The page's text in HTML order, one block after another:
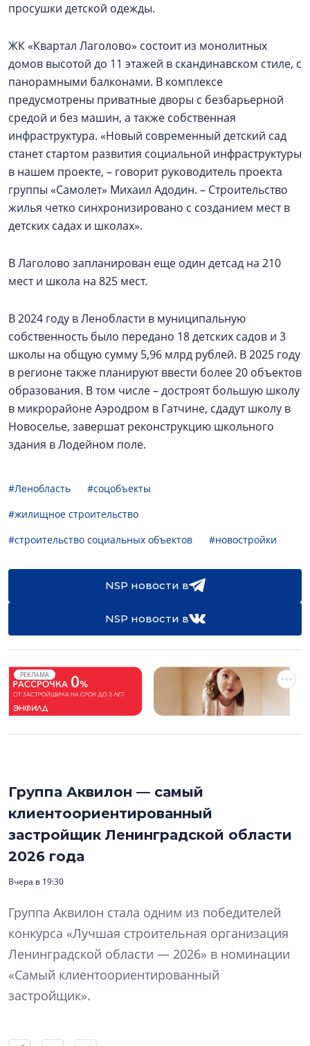
просушки детской одежды.
ЖК «Квартал Лаголово» состоит из монолитных
домов высотой до 11 этажей в скандинавском стиле, с
панорамными балконами. В комплексе
предусмотрены приватные дворы с безбарьерной
средой и без машин, а также собственная
инфраструктура. «Новый современный детский сад
станет стартом развития социальной инфраструктуры
в нашем проекте, – говорит руководитель проекта
группы «Самолет» Михаил Адодин. – Строительство
жилья четко синхронизировано с созданием мест в
детских садах и школах».
В Лаголово запланирован еще один детсад на 210
мест и школа на 825 мест.
В 2024 году в Ленобласти в муниципальную
собственность было передано 18 детских садов и 3
школы на общую сумму 5,96 млрд рублей. В 2025 году
в регионе также планируют ввести более 20 объектов
образования. В том числе – достроят большую школу
в микрорайоне Аэродром в Гатчине, сдадут школу в
Новоселье, завершат реконструкцию школьного
здания в Лодейном поле.
#Ленобласть
#соцобъекты
#жилищное строительство
#строительство социальных объектов
#новостройки
NSP новости в
NSP новости в
РЕКЛАМА
Группа Аквилон — самый
клиентоориентированный
застройщик Ленинградской области
2026 года
Вчера в 19:30
Группа Аквилон стала одним из победителей
конкурса «Лучшая строительная организация
Ленинградской области — 2026» в номинации
«Самый клиентоориентированный
застройщик».